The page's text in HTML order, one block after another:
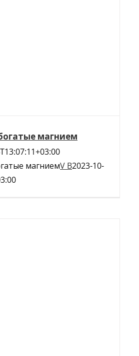
магнием
магниемV B2023-10-